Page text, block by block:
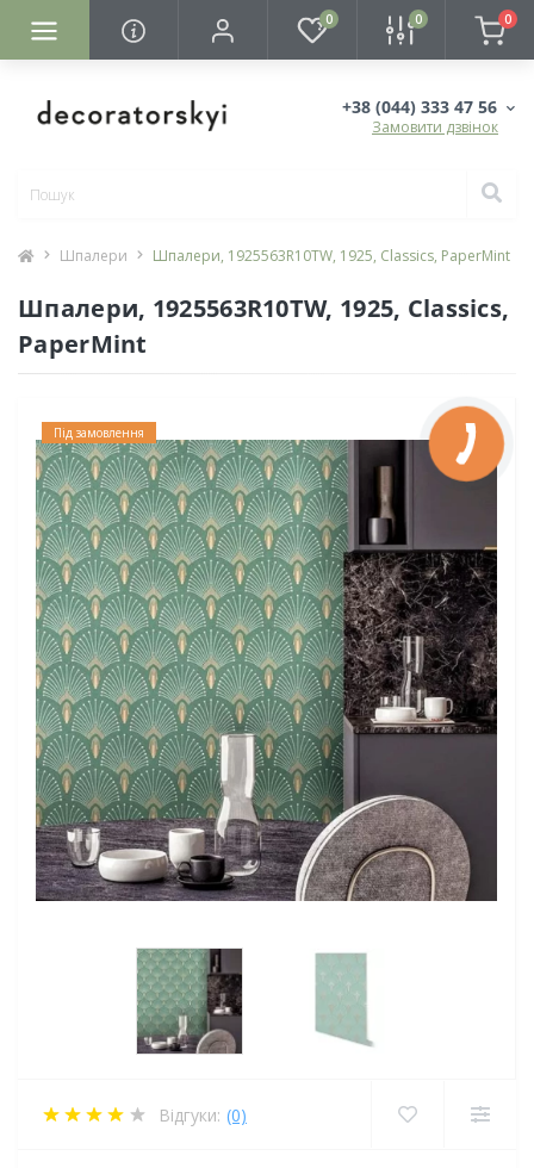
0 0 0
+38 (044) 333 47 56
Замовити дзвінок
Шпалери Шпалери, 1925563R10TW, 1925, Classics, PaperMint
Шпалери, 1925563R10TW, 1925, Classics,
PaperMint
Під замовлення
Відгуки: (0)